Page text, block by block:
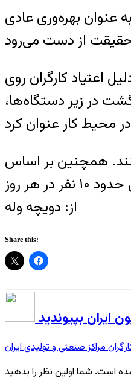
عنوان بهره‌وری عادی
کار در کل جهان به دلیل اعتیاد کارگران روی
در زير دستگاه‌ها،
می‌کنند. همچنین بر اساس
از: دويچه وله
Share this:
ایران بپیوندید
مراکز صنعتی و تولیدی ایران